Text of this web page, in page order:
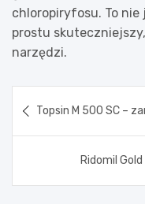
chloropiryfosu. To nie
prostu
narzędzi.
wpisu
Topsin M 500 SC –
Ridomil